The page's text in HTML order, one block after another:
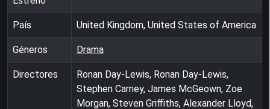
País United Kingdom, United States of America
Géneros Drama
Directores
Ronan Day-Lewis, Ronan Day-Lewis,
Stephen Carney, James McGeown, Zoe
Morgan, Steven Griffiths, Alexander Lloyd,